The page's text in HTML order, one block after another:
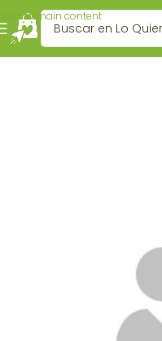
Skip to main content